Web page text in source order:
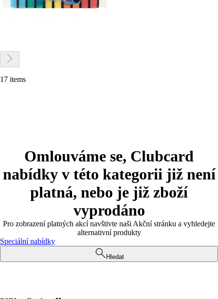
17 items
Omlouváme se, Clubcard
nabídky v této kategorii již není
platná, nebo je již zboží
vyprodáno
Pro zobrazení platných akcí navštivte naši Akční stránku a vyhledejte
alternativní produkty
Speciální nabídky
Hledat